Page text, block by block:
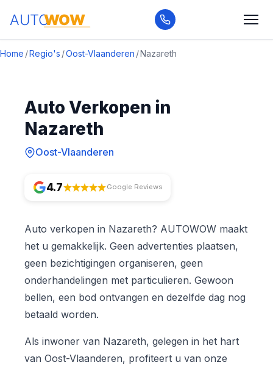
Home /Regio's /Oost-Vlaanderen /Nazareth
Auto Verkopen in
Nazareth
Oost-Vlaanderen
4.7 Google Reviews
Auto verkopen in Nazareth? AUTOWOW maakt
het u gemakkelijk. Geen advertenties plaatsen,
geen bezichtigingen organiseren, geen
onderhandelingen met particulieren. Gewoon
bellen, een bod ontvangen en dezelfde dag nog
betaald worden.
Als inwoner van Nazareth, gelegen in het hart
van Oost-Vlaanderen, profiteert u van onze